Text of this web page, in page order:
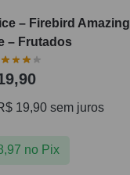
– Firebird Amazing
– Frutados
19,90 sem juros
no Pix